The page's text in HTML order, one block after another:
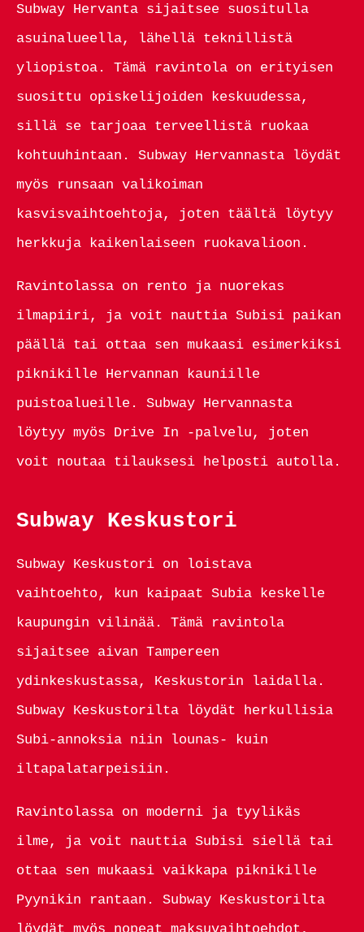
Subway Hervanta sijaitsee suositulla
asuinalueella, lähellä teknillistä
yliopistoa. Tämä ravintola on erityisen
suosittu opiskelijoiden keskuudessa,
sillä se tarjoaa terveellistä ruokaa
kohtuuhintaan. Subway Hervannasta löydät
myös runsaan valikoiman
kasvisvaihtoehtoja, joten täältä löytyy
herkkuja kaikenlaiseen ruokavalioon.
Ravintolassa on rento ja nuorekas
ilmapiiri, ja voit nauttia Subisi paikan
päällä tai ottaa sen mukaasi esimerkiksi
piknikille Hervannan kauniille
puistoalueille. Subway Hervannasta
löytyy myös Drive In -palvelu, joten
voit noutaa tilauksesi helposti autolla.
Subway Keskustori
Subway Keskustori on loistava
vaihtoehto, kun kaipaat Subia keskelle
kaupungin vilinää. Tämä ravintola
sijaitsee aivan Tampereen
ydinkeskustassa, Keskustorin laidalla.
Subway Keskustorilta löydät herkullisia
Subi-annoksia niin lounas- kuin
iltapalatarpeisiin.
Ravintolassa on moderni ja tyylikäs
ilme, ja voit nauttia Subisi siellä tai
ottaa sen mukaasi vaikkapa piknikille
Pyynikin rantaan. Subway Keskustorilta